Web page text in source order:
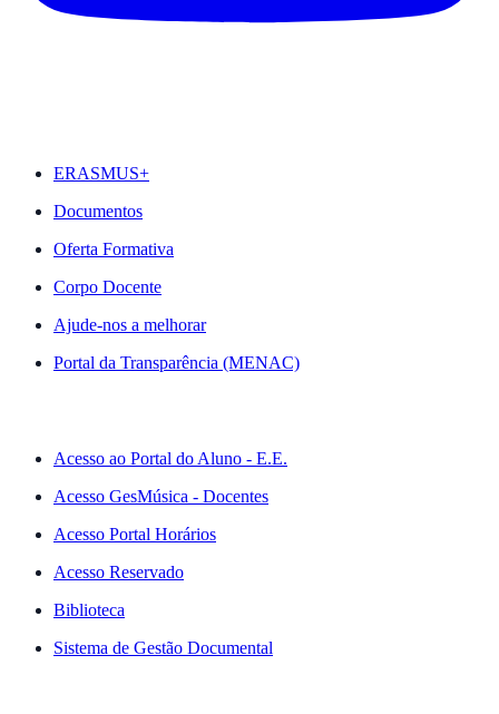
ERASMUS+
Documentos
Oferta Formativa
Corpo Docente
Ajude-nos a melhorar
Portal da Transparência (MENAC)
Acesso ao Portal do Aluno - E.E.
Acesso GesMúsica - Docentes
Acesso Portal Horários
Acesso Reservado
Biblioteca
Sistema de Gestão Documental